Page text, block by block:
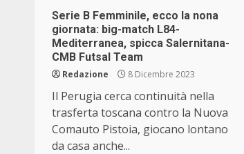
Serie B Femminile, ecco la nona
giornata: big-match L84-
Mediterranea, spicca Salernitana-
CMB Futsal Team
Redazione 8 Dicembre 2023
Il Perugia cerca continuità nella
trasferta toscana contro la Nuova
Comauto Pistoia, giocano lontano
da casa anche...